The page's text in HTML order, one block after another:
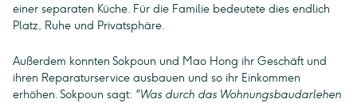
einer separaten Küche. Für die Familie bedeutete dies endlich
Platz, Ruhe und Privatsphäre.
Außerdem konnten Sokpoun und Mao Hong ihr Geschäft und
ihren Reparaturservice ausbauen und so ihr Einkommen
erhöhen. Sokpoun sagt: "Was durch das Wohnungsbaudarlehen